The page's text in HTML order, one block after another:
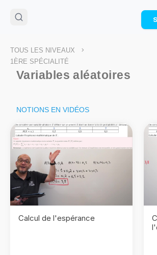
🌴Cahier de vacances offert
:
Télécharge ton PDF gratuit et
TOUS LES NIVEAUX >
1ÈRE SPÉCIALITÉ
Variables aléatoires
NOTIONS EN VIDÉOS
Calcul de l'espérance